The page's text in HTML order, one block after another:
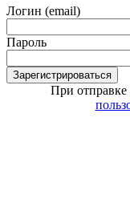
Логин (email)
Пароль
Зарегистрироваться
При